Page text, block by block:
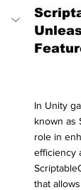
In Unity
known as
role in
efficiency
that